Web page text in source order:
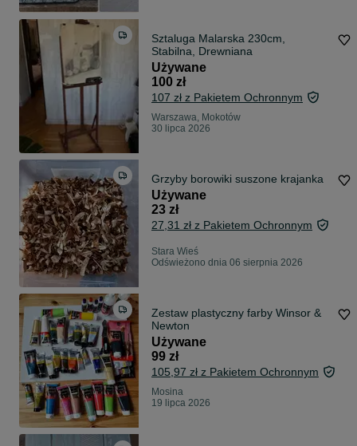
Sztaluga Malarska 230cm,
Stabilna, Drewniana
Używane
100 zł
107 zł z Pakietem Ochronnym
Warszawa, Mokotów
30 lipca 2026
Grzyby borowiki suszone krajanka
Używane
23 zł
27,31 zł z Pakietem Ochronnym
Stara Wieś
Odświeżono dnia 06 sierpnia 2026
Zestaw plastyczny farby Winsor &
Newton
Używane
99 zł
105,97 zł z Pakietem Ochronnym
Mosina
19 lipca 2026